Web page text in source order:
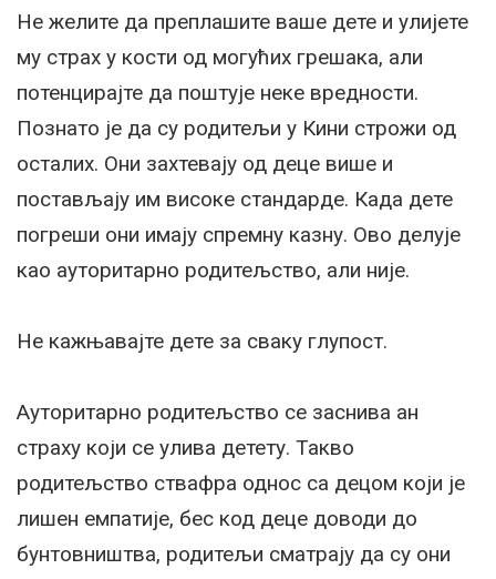
Не желите да преплашите ваше дете и улијете
му страх у кости од могућих грешака, али
потенцирајте да поштује неке вредности.
Познато је да су родитељи у Кини строжи од
осталих. Они захтевају од деце више и
постављају им високе стандарде. Када дете
погреши они имају спремну казну. Ово делује
као ауторитарно родитељство, али није.
Не кажњавајте дете за сваку глупост.
Ауторитарно родитељство се заснива ан
страху који се улива детету. Такво
родитељство ствафра однос са децом који је
лишен емпатије, бес код деце доводи до
бунтовништва, родитељи сматрају да су они